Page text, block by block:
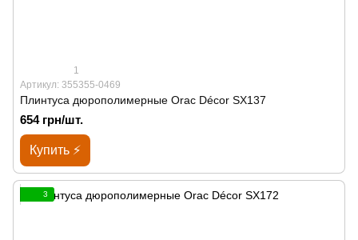
1
Артикул: 355355-0469
Плинтуса дюрополимерные Orac Décor SX137
654 грн/шт.
Купить ⚡
3